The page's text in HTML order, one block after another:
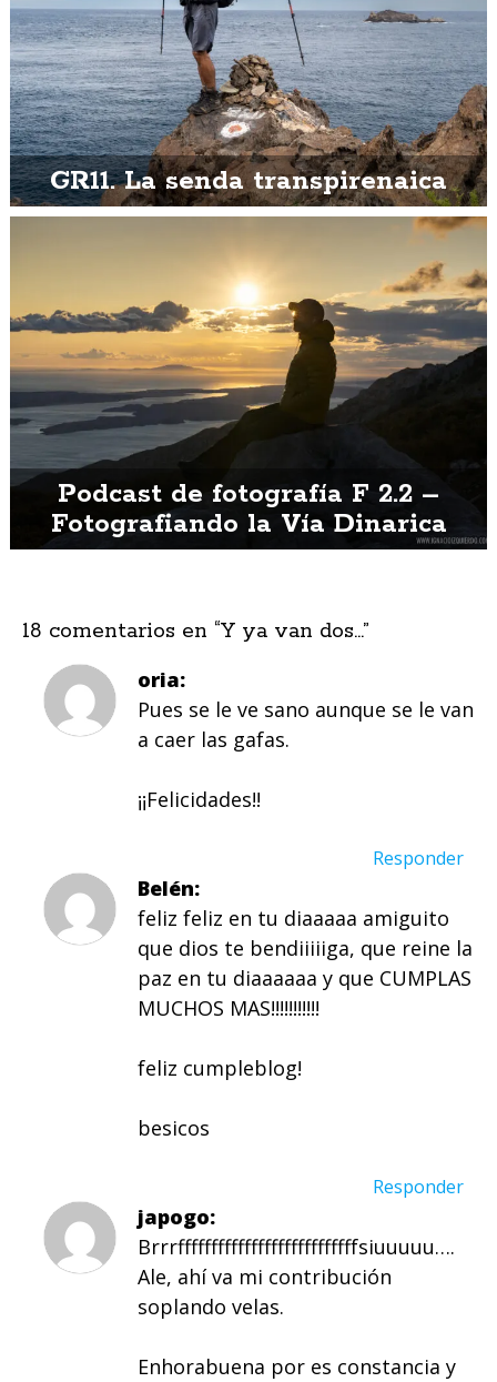
GR11. La senda transpirenaica
Podcast de fotografía F 2.2 –
Fotografiando la Vía Dinarica
18 comentarios en “Y ya van dos…”
oria
Pues se le ve sano aunque se le van
a caer las gafas.
¡¡Felicidades!!
Responder
Belén
feliz feliz en tu diaaaaa amiguito
que dios te bendiiiiiga, que reine la
paz en tu diaaaaaa y que CUMPLAS
MUCHOS MAS!!!!!!!!!!!
feliz cumpleblog!
besicos
Responder
japogo
Brrrfffffffffffffffffffffffffffsiuuuuu….
Ale, ahí va mi contribución
soplando velas.
Enhorabuena por es constancia y